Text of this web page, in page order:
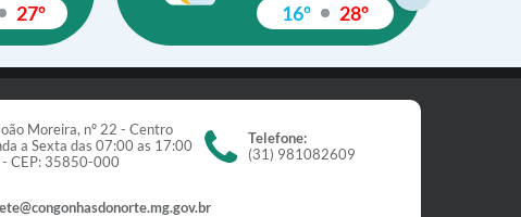
27º 16º 28º
Moreira, nº 22 - Centro
a Sexta das 07:00 as 17:00
- CEP: 35850-000
Telefone:
(31) 981082609